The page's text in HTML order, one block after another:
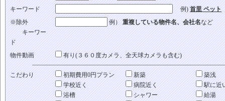
キーワード
例)首里 ペット
※除外
キーワー
ド
例）重複している物件名、会社名など
物件動画 有り(３６０度カメラ、全天球カメラも含む)
こだわり 初期費用0円プラン 新築
築浅
学校近く
病院近く
駅に近
浴槽
シャワー
給湯